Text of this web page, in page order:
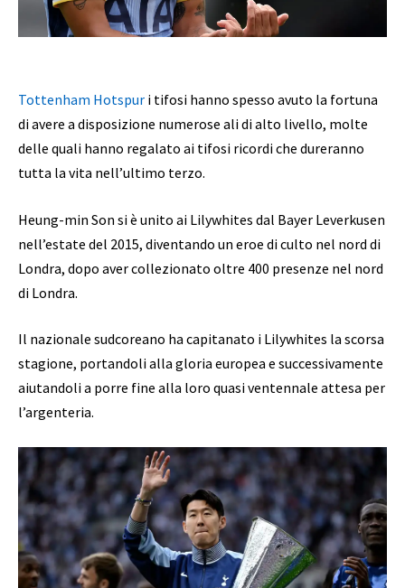
Tottenham Hotspur i tifosi hanno spesso avuto la fortuna
di avere a disposizione numerose ali di alto livello, molte
delle quali hanno regalato ai tifosi ricordi che dureranno
tutta la vita nell’ultimo terzo.
Heung-min Son si è unito ai Lilywhites dal Bayer Leverkusen
nell’estate del 2015, diventando un eroe di culto nel nord di
Londra, dopo aver collezionato oltre 400 presenze nel nord
di Londra.
Il nazionale sudcoreano ha capitanato i Lilywhites la scorsa
stagione, portandoli alla gloria europea e successivamente
aiutandoli a porre fine alla loro quasi ventennale attesa per
l’argenteria.